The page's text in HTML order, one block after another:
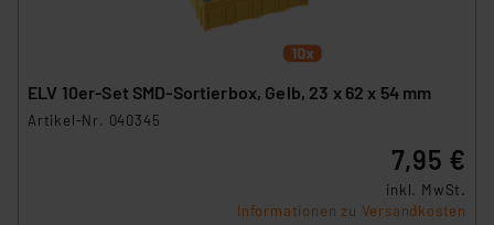
ELV 10er-Set SMD-Sortierbox, Gelb, 23 x 62 x 54 mm
Artikel-Nr. 040345
7,95 €
inkl. MwSt.
Informationen zu Versandkosten